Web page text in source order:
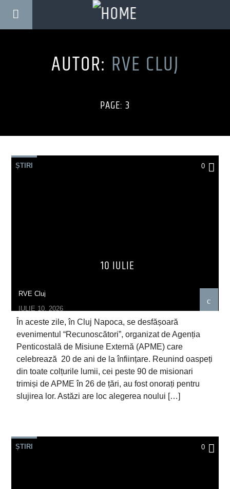
AUTOR: RVE CLUJ
PAGE: 3
ȘTIRI 0
10 IULIE
RVE Cluj
IULIE 10, 2026
În aceste zile, în Cluj Napoca, se desfășoară
evenimentul “Recunoscători”, organizat de Agenția
Penticostală de Misiune Externă (APME) care
celebrează 20 de ani de la înființare. Reunind oaspeți
din toate colțurile lumii, cei peste 90 de misionari
trimiși de APME în 26 de țări, au fost onorați pentru
slujirea lor. Astăzi are loc alegerea noului […]
ȘTIRI 0